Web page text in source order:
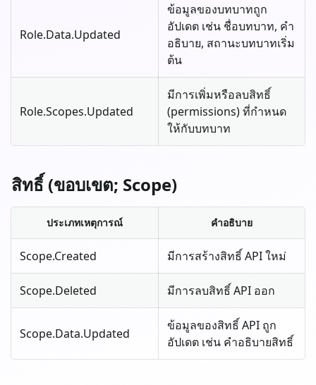
Role.Data.Updated
ข้อมูลของบทบาทถูก
อัปเดต เช่น ชื่อบทบาท, คำ
อธิบาย, สถานะบทบาทเริ่ม
ต้น
Role.Scopes.Updated
มีการเพิ่มหรือลบสิทธิ์
(permissions) ที่กำหนด
ให้กับบทบาท
สิทธิ์ (ขอบเขต; Scope)
ประเภทเหตุการณ์ คำอธิบาย
Scope.Created มีการสร้างสิทธิ์ API ใหม่
Scope.Deleted มีการลบสิทธิ์ API ออก
Scope.Data.Updated
ข้อมูลของสิทธิ์ API ถูก
อัปเดต เช่น คำอธิบายสิทธิ์